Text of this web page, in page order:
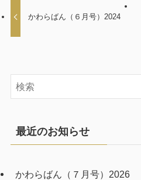
かわらばん（６月号）2024
最近のお知らせ
かわらばん（７月号）2026